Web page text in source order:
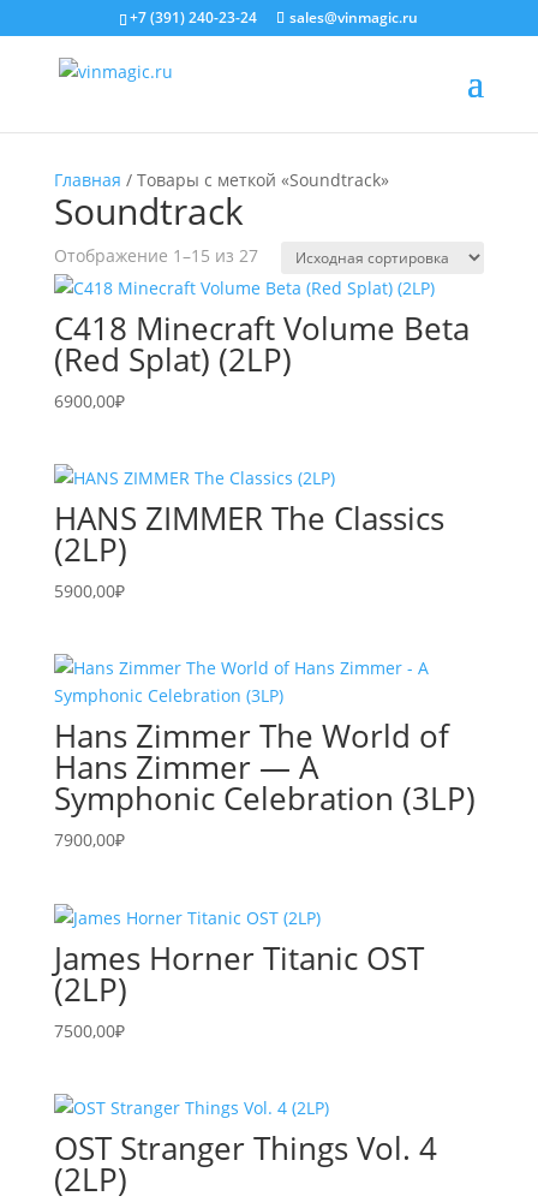
+7 (391) 240-23-24 sales@vinmagic.ru
Главная / Товары с меткой «Soundtrack»
Soundtrack
Отображение 1–15 из 27
C418 Minecraft Volume Beta
(Red Splat) (2LP)
6900,00₽
HANS ZIMMER The Classics
(2LP)
5900,00₽
Hans Zimmer The World of
Hans Zimmer — A
Symphonic Celebration (3LP)
7900,00₽
James Horner Titanic OST
(2LP)
7500,00₽
OST Stranger Things Vol. 4
(2LP)